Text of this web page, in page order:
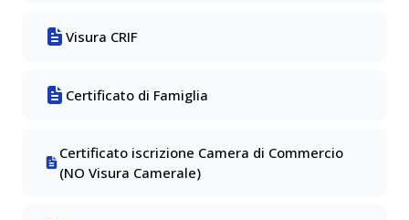
Visura CRIF
Certificato di Famiglia
Certificato iscrizione Camera di Commercio
(NO Visura Camerale)